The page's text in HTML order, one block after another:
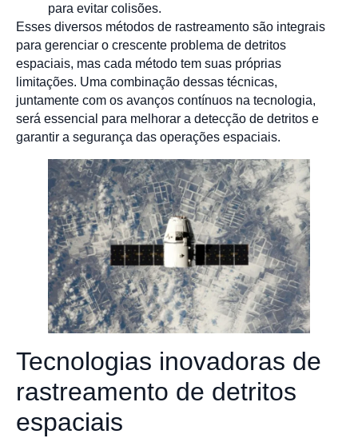
para evitar colisões.
Esses diversos métodos de rastreamento são integrais
para gerenciar o crescente problema de detritos
espaciais, mas cada método tem suas próprias
limitações. Uma combinação dessas técnicas,
juntamente com os avanços contínuos na tecnologia,
será essencial para melhorar a detecção de detritos e
garantir a segurança das operações espaciais.
Tecnologias inovadoras de
rastreamento de detritos
espaciais